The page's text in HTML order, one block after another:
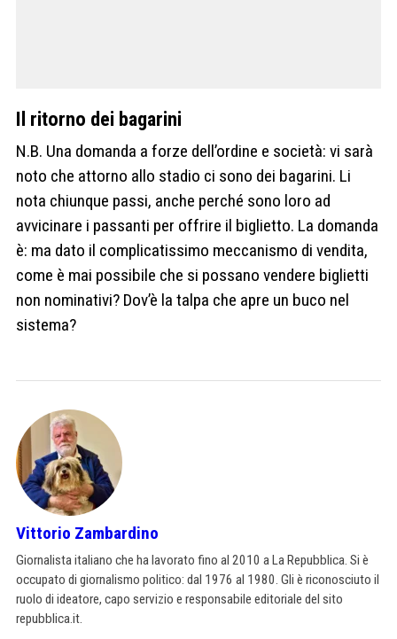
Il ritorno dei bagarini
N.B. Una domanda a forze dell’ordine e società: vi sarà
noto che attorno allo stadio ci sono dei bagarini. Li
nota chiunque passi, anche perché sono loro ad
avvicinare i passanti per offrire il biglietto. La domanda
è: ma dato il complicatissimo meccanismo di vendita,
come è mai possibile che si possano vendere biglietti
non nominativi? Dov’è la talpa che apre un buco nel
sistema?
Vittorio Zambardino
Giornalista italiano che ha lavorato fino al 2010 a La Repubblica. Si è
occupato di giornalismo politico: dal 1976 al 1980. Gli è riconosciuto il
ruolo di ideatore, capo servizio e responsabile editoriale del sito
repubblica.it.